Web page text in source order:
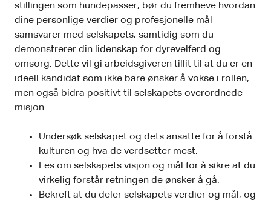
stillingen som hundepasser, bør du fremheve hvordan
dine personlige verdier og profesjonelle mål
samsvarer med selskapets, samtidig som du
demonstrerer din lidenskap for dyrevelferd og
omsorg. Dette vil gi arbeidsgiveren tillit til at du er en
ideell kandidat som ikke bare ønsker å vokse i rollen,
men også bidra positivt til selskapets overordnede
misjon.
Undersøk selskapet og dets ansatte for å forstå
kulturen og hva de verdsetter mest.
Les om selskapets visjon og mål for å sikre at du
virkelig forstår retningen de ønsker å gå.
Bekreft at du deler selskapets verdier og mål, og